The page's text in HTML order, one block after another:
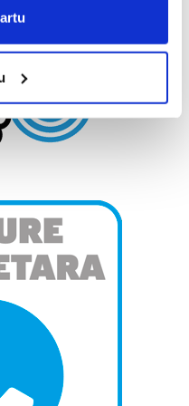
your geographical
scanning it for
data is processed
besteak beste,
iragarki eta eduki
eta edukia
biltzeko eta
nork eta zertarako
eskatzen, eta beren
dira. Ikusi gure